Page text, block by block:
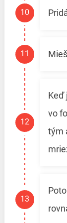
Keď
vo
tým